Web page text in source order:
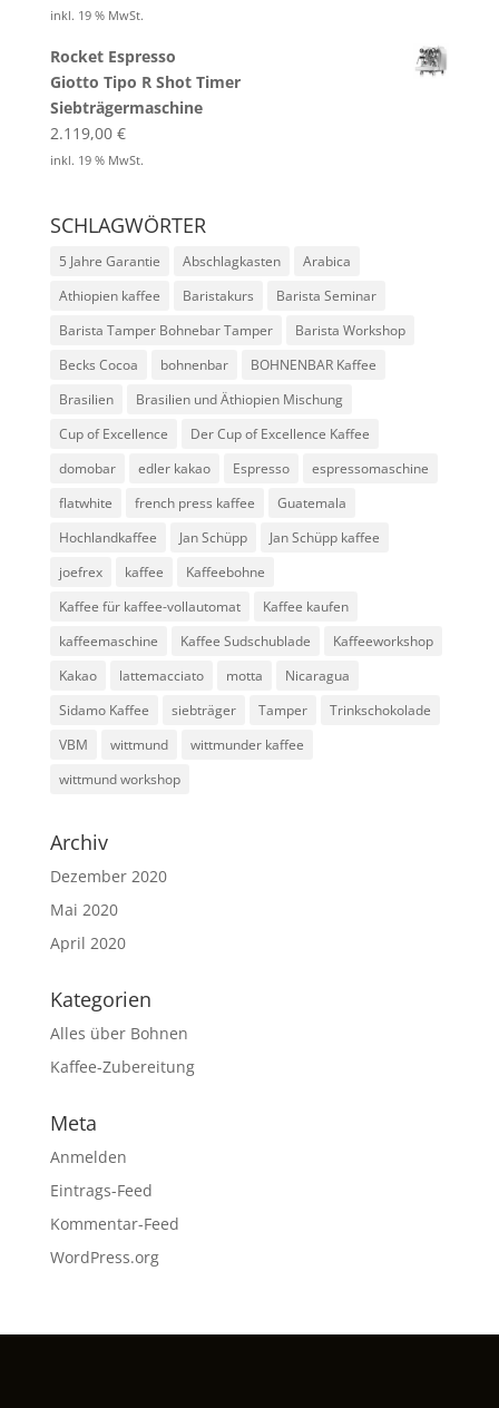
inkl. 19 % MwSt.
Rocket Espresso
Giotto Tipo R Shot Timer
Siebträgermaschine
2.119,00 €
inkl. 19 % MwSt.
SCHLAGWÖRTER
5 Jahre Garantie Abschlagkasten
Arabica
Athiopien kaffee
Baristakurs
Barista Seminar
Barista Tamper Bohnebar Tamper
Barista Workshop
Becks Cocoa
bohnenbar
BOHNENBAR Kaffee
Brasilien
Brasilien und Äthiopien Mischung
Cup of Excellence
Der Cup of Excellence Kaffee
domobar
edler kakao Espresso
espressomaschine
flatwhite
french press kaffee
Guatemala
Hochlandkaffee
Jan Schüpp
Jan Schüpp kaffee
joefrex
kaffee
Kaffeebohne
Kaffee für kaffee-vollautomat
Kaffee kaufen
kaffeemaschine
Kaffee Sudschublade
Kaffeeworkshop
Kakao
lattemacciato motta
Nicaragua
Sidamo Kaffee
siebträger Tamper
Trinkschokolade
VBM
wittmund
wittmunder kaffee
wittmund workshop
Archiv
Dezember 2020
Mai 2020
April 2020
Kategorien
Alles über Bohnen
Kaffee-Zubereitung
Meta
Anmelden
Eintrags-Feed
Kommentar-Feed
WordPress.org